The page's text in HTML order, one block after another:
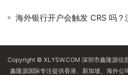
海外银行开户会触发 CRS 吗？流
Copyright © XLYSW.COM 深圳市鑫隆源信
鑫隆源国际专注提供香港、新加坡、海外公